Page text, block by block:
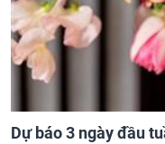
Dự báo 3 ngày đầu